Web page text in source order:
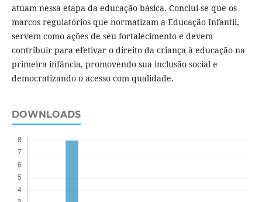
atuam nessa etapa da educação básica. Conclui-se que os
marcos regulatórios que normatizam a Educação Infantil,
servem como ações de seu fortalecimento e devem
contribuir para efetivar o direito da criança à educação na
primeira infância, promovendo sua inclusão social e
democratizando o acesso com qualidade.
DOWNLOADS